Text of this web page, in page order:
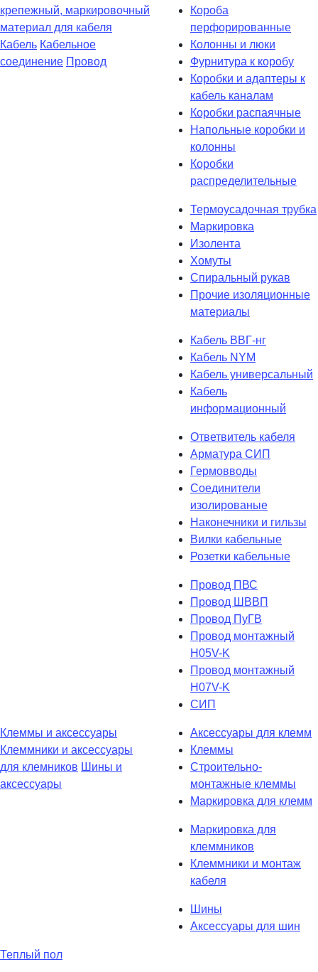
крепежный, маркировочный
материал для кабеля
Кабель Кабельное
соединение Провод
Короба
перфорированные
Колонны и люки
Фурнитура к коробу
Коробки и адаптеры к
кабель каналам
Коробки распаячные
Напольные коробки и
колонны
Коробки
распределительные
Термоусадочная трубка
Маркировка
Изолента
Хомуты
Спиральный рукав
Прочие изоляционные
материалы
Кабель ВВГ-нг
Кабель NYM
Кабель универсальный
Кабель
информационный
Ответвитель кабеля
Арматура СИП
Гермовводы
Соединители
изолированые
Наконечники и гильзы
Вилки кабельные
Розетки кабельные
Провод ПВС
Провод ШВВП
Провод ПуГВ
Провод монтажный
H05V-K
Провод монтажный
H07V-K
СИП
Клеммы и аксессуары
Клеммники и аксессуары
для клемников Шины и
аксессуары
Аксессуары для клемм
Клеммы
Строительно-
монтажные клеммы
Маркировка для клемм
Маркировка для
клеммников
Клеммники и монтаж
кабеля
Шины
Аксессуары для шин
Теплый пол